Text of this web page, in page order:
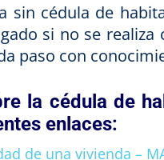
sin cédula de
si no se
paso con
la cédula de
enlaces:
de una vivienda –